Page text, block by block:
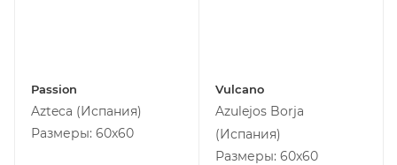
Passion
Azteca (Испания)
Размеры: 60x60
Vulcano
Azulejos Borja
(Испания)
Размеры: 60x60